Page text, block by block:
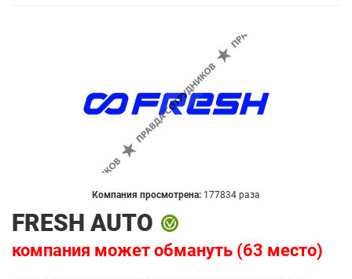
Компания просмотрена: 177834 раза
FRESH AUTO
компания может обмануть (63 место)